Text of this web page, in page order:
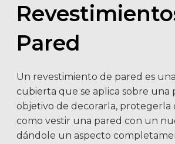
Pared
Un revestimiento de pared es
cubierta que se aplica sobre una
objetivo de decorarla, protegerla
como vestir una pared con un
dándole un aspecto